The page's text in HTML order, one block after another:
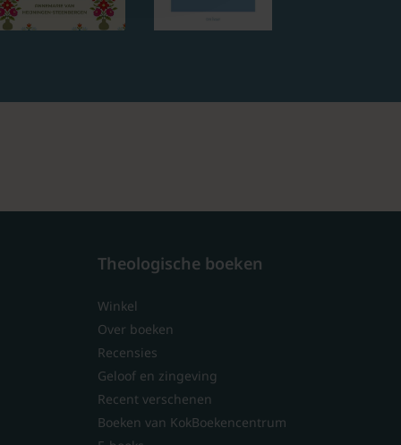
Theologische boeken
Winkel
Over boeken
Recensies
Geloof en zingeving
Recent verschenen
Boeken van KokBoekencentrum